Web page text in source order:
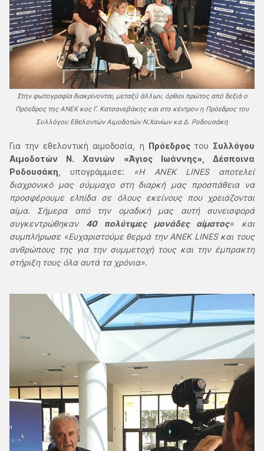
Στην φωτογραφία διακρίνονται, μεταξύ άλλων, όρθιοι πρώτος από δεξιά ο
Πρόεδρος της ΑΝΕΚ κος Γ. Κατσανεβάκης και στο κέντρον η Πρόεδρος του
Συλλόγου Εθελοντών Αιμοδοτών Ν.Χανίων κα Δ. Ροδουσάκη
Για την εθελοντική αιμοδοσία, η Πρόεδρος του Συλλόγου
Αιμοδοτών Ν. Χανιών «Άγιος Ιωάννης», Δέσποινα
Ροδουσάκη , υπογράμμισε: «Η ΑΝΕΚ LINES αποτελεί
διαχρονικό μας σύμμαχο στη διαρκή μας προσπάθεια να
προσφέρουμε ελπίδα σε όλους εκείνους που χρειάζονται
αίμα. Σήμερα από την ομαδική μας αυτή συνεισφορά
συγκεντρώθηκαν 40 πολύτιμες μονάδες αίματος» και
συμπλήρωσε «Ευχαριστούμε θερμά την ΑΝΕΚ LINES και τους
ανθρώπους της για την συμμετοχή τους και την έμπρακτη
στήριξη τους όλα αυτά τα χρόνια».